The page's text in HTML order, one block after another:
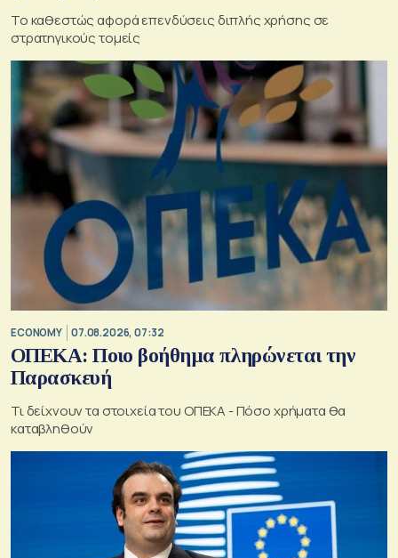
Το καθεστώς αφορά επενδύσεις διπλής χρήσης σε
στρατηγικούς τομείς
ECONOMY 07.08.2026, 07:32
ΟΠΕΚΑ: Ποιο βοήθημα πληρώνεται την
Παρασκευή
Τι δείχνουν τα στοιχεία του ΟΠΕΚΑ - Πόσο χρήματα θα
καταβληθούν